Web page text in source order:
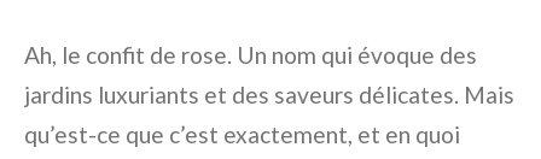
Ah, le confit de rose. Un nom qui évoque des
jardins luxuriants et des saveurs délicates. Mais
qu’est-ce que c’est exactement, et en quoi